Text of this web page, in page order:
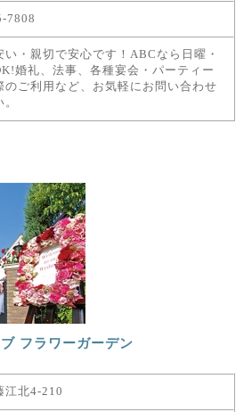
7808
い・親切で安心です！ABCなら日曜・
婚礼、法事、各種宴会・パーティー
のご利用など、お気軽にお問い合わせ
フラワーガーデン
江北4-210